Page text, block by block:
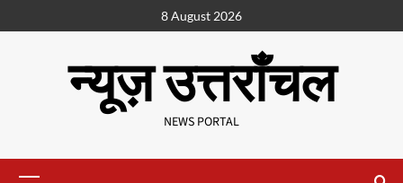
8 August 2026
न्यूज़ उत्तराँचल
NEWS PORTAL